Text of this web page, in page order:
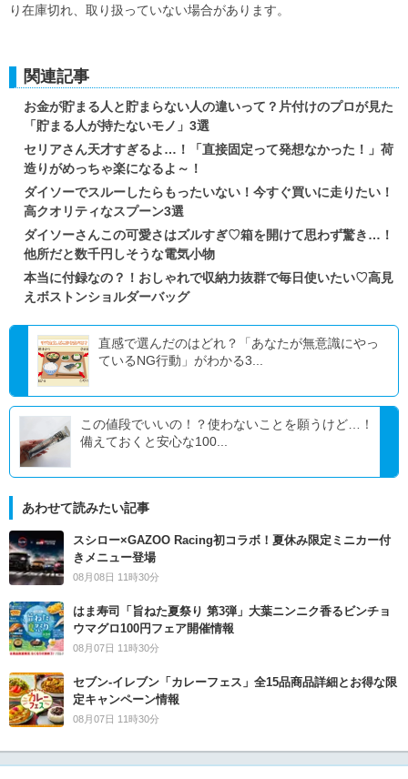
り在庫切れ、取り扱っていない場合があります。
関連記事
お金が貯まる人と貯まらない人の違いって？片付けのプロが見た
「貯まる人が持たないモノ」3選
セリアさん天才すぎるよ…！「直接固定って発想なかった！」荷
造りがめっちゃ楽になるよ～！
ダイソーでスルーしたらもったいない！今すぐ買いに走りたい！
高クオリティなスプーン3選
ダイソーさんこの可愛さはズルすぎ♡箱を開けて思わず驚き…！
他所だと数千円しそうな電気小物
本当に付録なの？！おしゃれで収納力抜群で毎日使いたい♡高見
えボストンショルダーバッグ
直感で選んだのはどれ？「あなたが無意識にやっ
ているNG行動」がわかる3...
この値段でいいの！？使わないことを願うけど…！
備えておくと安心な100...
あわせて読みたい記事
スシロー×GAZOO Racing初コラボ！夏休み限定ミニカー付
きメニュー登場
08月08日 11時30分
はま寿司「旨ねた夏祭り 第3弾」大葉ニンニク香るビンチョ
ウマグロ100円フェア開催情報
08月07日 11時30分
セブン‐イレブン「カレーフェス」全15品商品詳細とお得な限
定キャンペーン情報
08月07日 11時30分